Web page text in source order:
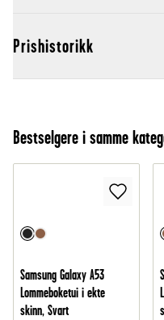
Prishistorikk
Bestselgere i samme
Samsung Galaxy A53
Lommeboketui i ekte
skinn, Svart